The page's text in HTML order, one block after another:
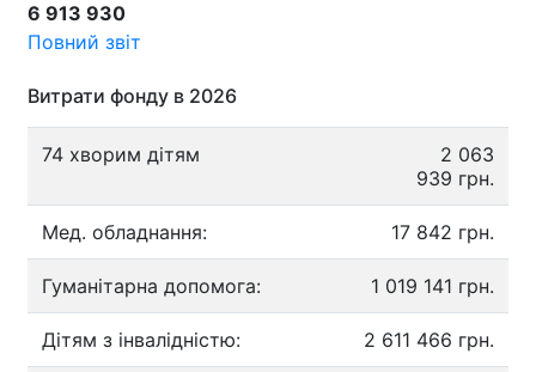
6 913 930
Повний звіт
Витрати фонду в 2026
74 хворим дітям
2 063
939 грн.
Мед. обладнання: 17 842 грн.
Гуманітарна допомога: 1 019 141 грн.
Дітям з інвалідністю: 2 611 466 грн.